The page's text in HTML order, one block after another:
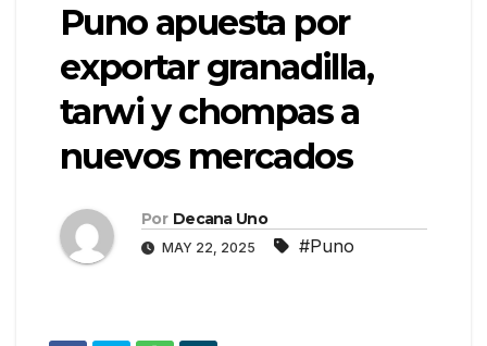
Puno apuesta por
exportar granadilla,
tarwi y chompas a
nuevos mercados
Por Decana Uno
MAY 22, 2025 #Puno